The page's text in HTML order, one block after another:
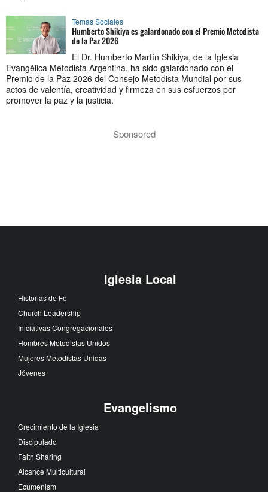
Temas Sociales
Humberto Shikiya es galardonado con el Premio Metodista
de la Paz 2026
El Dr. Humberto Martín Shikiya, de la Iglesia
Evangélica Metodista Argentina, ha sido galardonado con el
Premio de la Paz 2026 del Consejo Metodista Mundial por sus
actos de valentía, creatividad y firmeza en sus esfuerzos por
promover la paz y la justicia.
Sponsored
Iglesia Local
Historias de Fe
Church Leadership
Iniciativas Congregacionales
Hombres Metodistas Unidos
Mujeres Metodistas Unidas
Jóvenes
Evangelismo
Crecimiento de la Iglesia
Discipulado
Faith Sharing
Alcance Multicultural
Ecumenism